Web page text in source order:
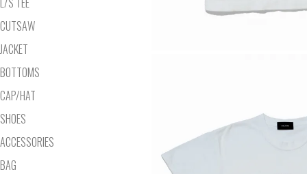
CUTSAW
JACKET
BOTTOMS
CAP/HAT
SHOES
ACCESSORIES
BAG